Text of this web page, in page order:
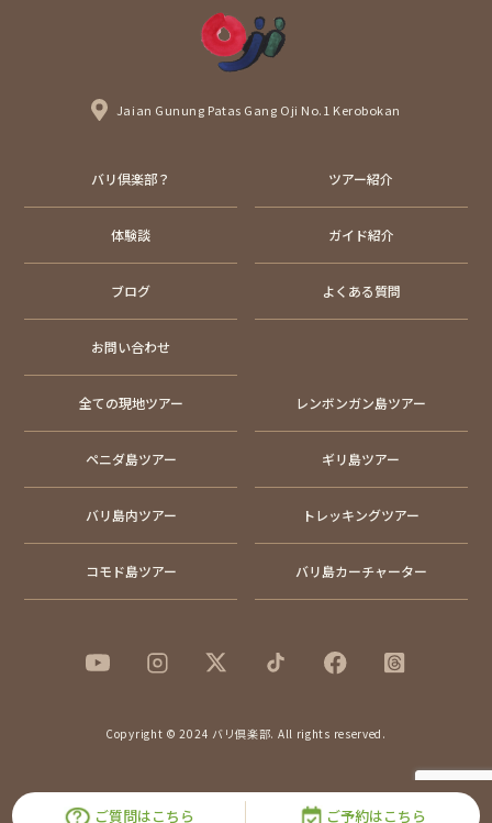
ご質問はこちら ご予約はこちら
Jaian Gunung Patas Gang Oji No.1 Kerobokan
バリ倶楽部？ ツアー紹介
体験談 ガイド紹介
ブログ よくある質問
お問い合わせ
全ての現地ツアー レンボンガン島ツアー
ペニダ島ツアー ギリ島ツアー
バリ島内ツアー トレッキングツアー
コモド島ツアー バリ島カーチャーター
Copyright © 2024 バリ倶楽部. All rights reserved.